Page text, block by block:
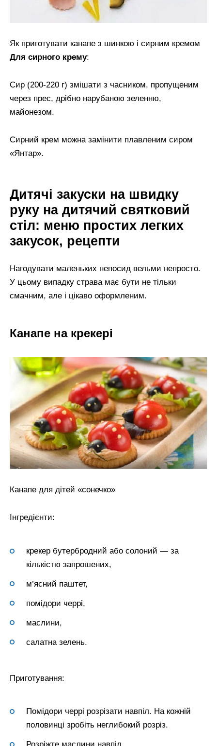
Як приготувати канапе з шинкою і сирним кремом
Для сирного крему:
Сир (200-220 г) змішати з часником, пропущеним
через прес, дрібно нарубаною зеленню,
майонезом.
Сирний крем можна замінити плавленим сиром
«Янтар».
Дитячі закуски на швидку
руку на дитячий святковий
стіл: меню простих легких
закусок, рецепти
Нагодувати маленьких непосид вельми непросто.
У цьому випадку страва має бути не тільки
смачним, але і цікаво оформленим.
Канапе на крекері
Канапе для дітей «сонечко»
Інгредієнти:
крекер бутербродний або солоний — за
кількістю запрошених,
м’ясний паштет,
помідори черрі,
маслини,
салатна зелень.
Приготування:
Помідори черрі розрізати навпіл. На кожній
половинці зробіть неглибокий розріз.